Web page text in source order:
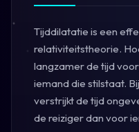
Tijddilatatie is een
relativiteitstheorie.
langzamer de tijd
iemand die stilstaat.
verstrijkt de tijd
de reiziger dan voor